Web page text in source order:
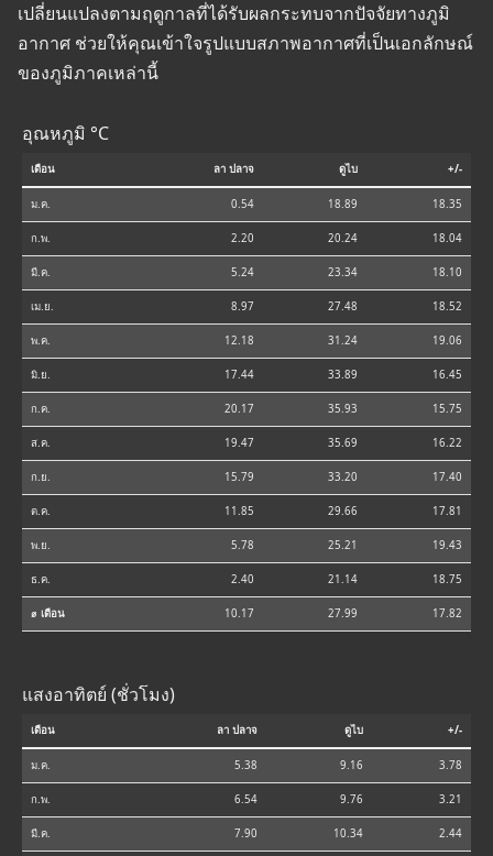
เปลี่ยนแปลงตามฤดูกาลที่ได้รับผลกระทบจากปัจจัยทางภูมิ
อากาศ ช่วยให้คุณเข้าใจรูปแบบสภาพอากาศที่เป็นเอกลักษณ์
ของภูมิภาคเหล่านี้
อุณหภูมิ °C
เดือน ลา ปลาจ ดูไบ +/-
ม.ค. 0.54 18.89 18.35
ก.พ. 2.20 20.24 18.04
มี.ค. 5.24 23.34 18.10
เม.ย. 8.97 27.48 18.52
พ.ค. 12.18 31.24 19.06
มิ.ย. 17.44 33.89 16.45
ก.ค. 20.17 35.93 15.75
ส.ค. 19.47 35.69 16.22
ก.ย. 15.79 33.20 17.40
ต.ค. 11.85 29.66 17.81
พ.ย. 5.78 25.21 19.43
ธ.ค. 2.40 21.14 18.75
⌀ เดือน 10.17 27.99 17.82
แสงอาทิตย์ (ชั่วโมง)
เดือน ลา ปลาจ ดูไบ +/-
ม.ค. 5.38 9.16 3.78
ก.พ. 6.54 9.76 3.21
มี.ค. 7.90 10.34 2.44